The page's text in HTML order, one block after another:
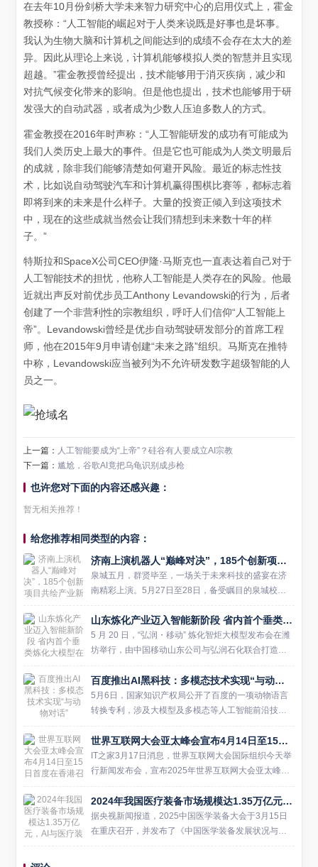
在去年10月份剑桥大学未来智力研究中心的启用仪式上，霍金
教授称：“人工智能的崛起对于人类来说既是好事也是坏事。
我认为生物大脑和计算机之间能达到的成绩不会存在太大的差
异。因此从理论上来说，计算机能够模拟人类的智慧并且实现
超越。”霍金教授曾经提出，技术能够用于消灭疾病，减少和
对抗气候变化带来的影响。但是他也提出，技术也能够用于研
发强大的自动武器，或者成为少数人压迫多数人的方式。
霍金教授在2016年时声称：“人工智能研发的成功有可能成为
我们人类历史上最大的事件。但是它也可能成为人类文明最后
的成就，除非我们能够清楚如何避开风险。最近的标志性技
术，比如说自动驾驶汽车和计算机赢得围棋比赛等，都标志着
即将到来的未来是什么样子。大量的投资正倾入到这项技术
中，现在的这些成就当然会让我们猜想到未来数十年的样
子。”
特斯拉和SpaceX公司CEO伊隆·马斯克也一直表达着自己对于
人工智能技术的担忧，他称人工智能是人类存在的风险。他最
近就出声反对前优步员工Anthony Levandowski的行为，后者
创建了一个非营利性的宗教组织，呼吁人们信仰“人工智能上
帝”。Levandowski曾经是优步自动驾驶研发部分的首席工程
师，他在2015年9月申请创建“未来之路”组织。马斯克在推特
中称，Levandowski应当被列为不允许研发数字超级智能的人
员之一。
上一篇： 人工智能要成为“上帝”？硅谷有人要成立AI宗教
下一篇：尴尬，谷歌AI竟把乌龟识别成步枪
也许您对下面的内容还感兴趣：
暂无相关推荐！
给您推荐相同类型的内容：
济南上演机器人“巅峰对决”，185个创新项目共绘产业新图景
泉城五月，群贤毕至，一场关于未来科技的盛宴在济
南精彩上演。5月27日至28日，备受瞩目的泉城校友
未来机器人创新创业大赛决赛在济南隆重举行。来自
海内外125所高校校友带来的185个顶尖机器人项目齐
聚一堂，围...
山东炼化产业迈入智能新阶段 省内首个垂类炼化大模型在潍坊发布
5 月 20 日，“弘润・移动” 炼化智炬大模型发布会在潍
坊举行，由中国移动山东公司与弘润石化联合打造的
山东省首个炼化行业垂直大模型正式亮相，标志着山
东炼化行业正式进入大模型智能驱动的全新发展阶
段。 当前...
百度推出AI黑科技：多模态技术实现“与动物对话”
5月6日，国家知识产权局公开了百度的一项动物语言
转换专利，涉及大模型及多模态等人工智能前沿技
术，通过识别动物声音、表情、动作等多模态数据，
将动物语言转换为人类语言，这不仅增强了人类对动
物行为和情感状态的综...
世界互联网大会亚太峰会宣布4月14日至15日首度在香港召开
IT之家3月17日消息，世界互联网大会国际组织今天举
行新闻发布会，宣布2025年世界互联网大会亚太峰会
将于4月14日至15日在香港会议展览中心召开。这是
首届举行的世界互联网大会亚太峰会，由世界互联网
大会主...
2024年我国医疗装备市场规模达1.35万亿元，AI与医疗装备结合迎机遇
据央视新闻报道，2025中国医学装备大会于3月15日
在重庆召开，并发布了《中国医学装备发展状况与趋
势 (2024)》蓝皮书。蓝皮书显示，2024年我国医学装